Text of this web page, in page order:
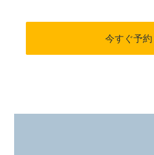
今すぐ予約